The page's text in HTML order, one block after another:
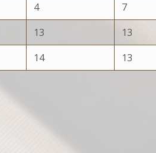
4 7
13 13
14 13